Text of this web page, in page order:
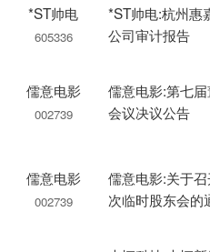
*ST帅电
605336
*ST帅电:杭州惠
公司审计报告
儒意电影
002739
儒意电影:第七
会议决议公告
儒意电影
002739
儒意电影:关于
次临时股东会的